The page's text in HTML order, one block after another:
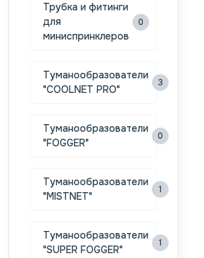
Трубка и фитинги
для
миниспринклеров
0
Туманообразователи
"COOLNET PRO"
3
Туманообразователи
"FOGGER"
0
Туманообразователи
"MISTNET"
1
Туманообразователи
"SUPER FOGGER"
1